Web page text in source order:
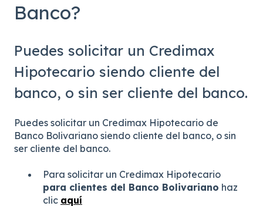
Banco?
Puedes solicitar un Credimax
Hipotecario siendo cliente del
banco, o sin ser cliente del banco.
Puedes solicitar un Credimax Hipotecario de
Banco Bolivariano siendo cliente del banco, o sin
ser cliente del banco.
Para solicitar un Credimax Hipotecario
para clientes del Banco Bolivariano haz
clic aquí